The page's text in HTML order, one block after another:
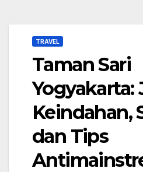
TRAVEL
Taman Sari
Yogyakarta:
Keindahan,
dan Tips